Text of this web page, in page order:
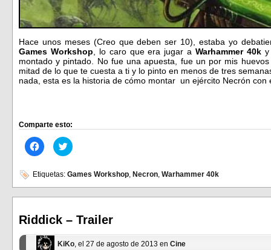
Hace unos meses (Creo que deben ser 10), estaba yo
Games Workshop, lo caro que era jugar aWarhammer 40ky
montado y pintado. No fue una apuesta, fue un por mis
mitad de lo que te cuesta a ti y lo pinto en menos de tres
nada, esta es la historia de cómo montar un ejército Necrón con
Comparte esto:
Haz
clic
en
Facebook
(Se
abre
ventana
nueva)
Haz
clic
en
(Se
abre
ventana
nueva)
Etiquetas: Games Workshop, Necron, Warhammer 40k
Riddick – Trailer
KiKo, el 27 de agosto de 2013 en Cine